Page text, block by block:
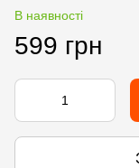
В наявності
599 грн